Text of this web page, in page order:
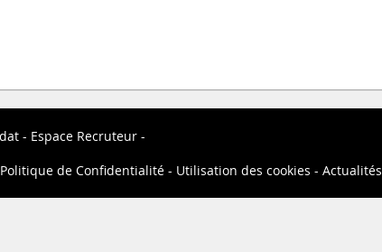
Espace Recruteur
Politique de Confidentialité Utilisation des cookies Actualités